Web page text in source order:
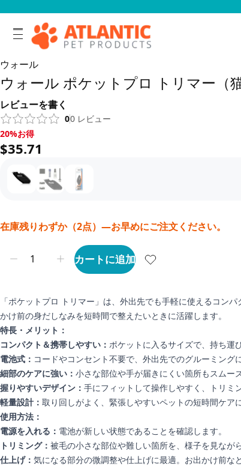
ウォール
ウォール ポケットプロ トリマー（
レビューを書く
00 レビュー
20%お得, $35.71
20%お得
$35.71
在庫残りわずか（2点）—お早めにご注文ください。
カートに追加
「ポケットプロ トリマー」は、外出先でも手軽に使えるコン
かけ前の身だしなみを短時間で整えたいときに活躍します。
特長・メリット：
コンパクト＆携帯しやすい： ポケットに入るサイズで、持ち運
電池式： コードやコンセント不要で、外出先でのグルーミングに
細部のケアに強い： 小さな部位や手が届きにくい箇所もスムー
握りやすいデザイン： 手にフィットして操作しやすく、トリミ
軽量設計： 取り回しがよく、緊張しやすいペットの短時間ケア
使用方法：
電源を入れる： 電池が新しい状態であることを確認します。
トリミング： 被毛の小さな部位や難しい箇所を、様子を見なが
仕上げ： 気になる部分の微調整や仕上げに最適。お出かけ前な